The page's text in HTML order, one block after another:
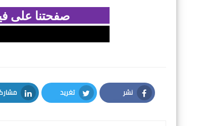
صفحتنا على
نشر
Facebook
تغريد
Twitter